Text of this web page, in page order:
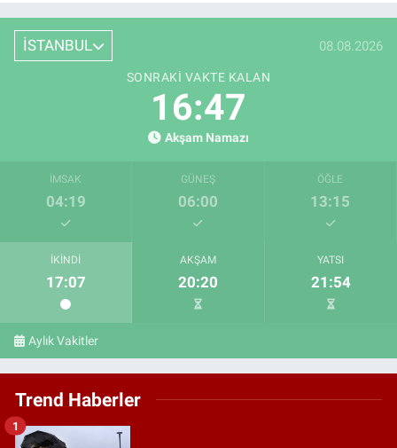
İSTANBUL 08.08.2026
SONRAKI VAKTE KALAN
16:46
Akşam Namazı
İMSAK
04:19
GÜNEŞ
06:00
ÖĞLE
13:15
İKINDI
17:07
AKŞAM
20:20
YATSI
21:54
Aylık Vakitler
Trend Haberler
1